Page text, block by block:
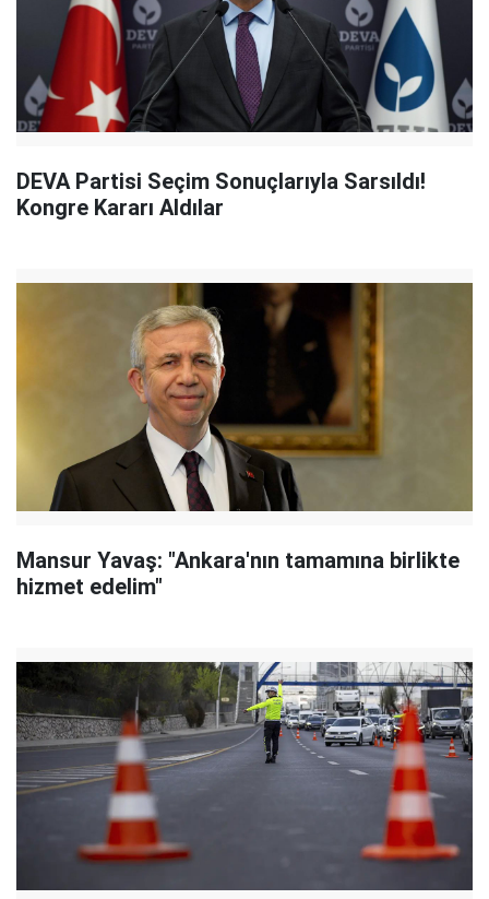
DEVA Partisi Seçim Sonuçlarıyla Sarsıldı!
Kongre Kararı Aldılar
Mansur Yavaş: "Ankara'nın tamamına birlikte
hizmet edelim"